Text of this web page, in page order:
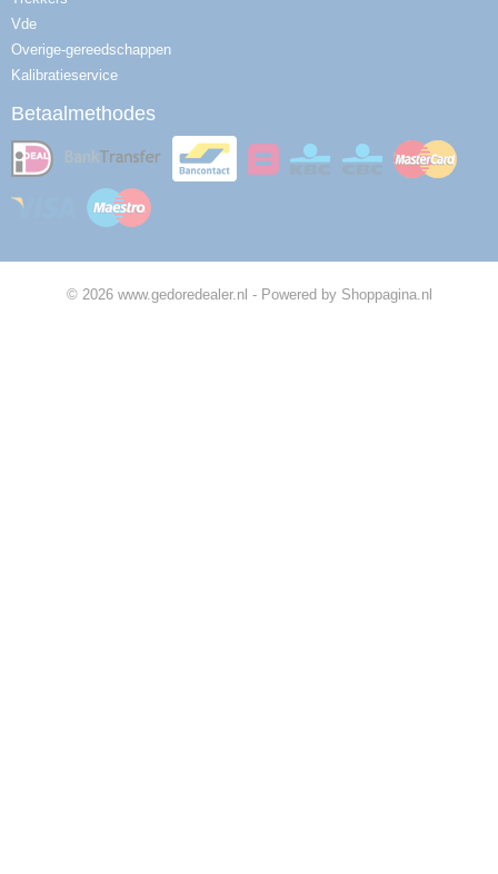
Vde
Overige-gereedschappen
Kalibratieservice
Betaalmethodes
© 2026 www.gedoredealer.nl - Powered by Shoppagina.nl